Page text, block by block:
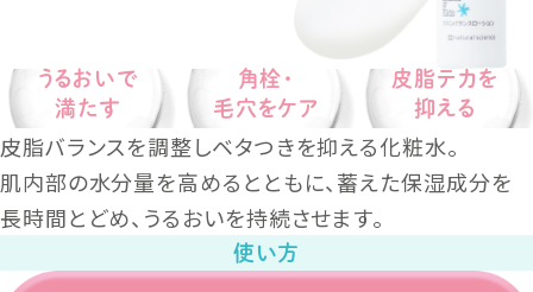
うるおいで
満たす
角栓・
毛穴をケア
皮脂テカを
抑える
皮脂バランスを調整しベタつきを抑える化粧水。
肌内部の水分量を高めるとともに、蓄えた保湿成分を
長時間とどめ、うるおいを持続させます。
使い方